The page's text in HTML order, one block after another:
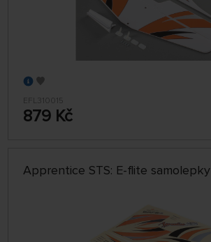
EFL310015
879 Kč
Apprentice STS: E-flite samolepky